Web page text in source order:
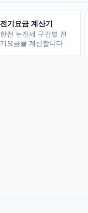
전기요금 계산기
한전 누진세 구간별 전
기요금을 계산합니다